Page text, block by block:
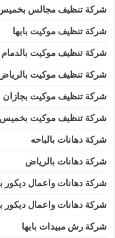
شركة تنظيف مجالس
شركة تنظيف موكيت بابها
شركة تنظيف موكيت بالدمام
شركة تنظيف موكيت
شركة تنظيف موكيت بجازان
شركة تنظيف موكيت
شركة دهانات بالباحه
شركة دهانات بالرياض
شركة دهانات واعمال
شركة دهانات واعمال ديكور
شركة رش مبيدات بابها